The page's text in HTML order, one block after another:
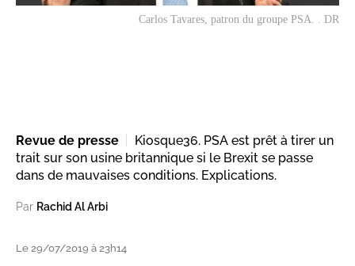
Carlos Tavares, patron du groupe PSA. . DR
Revue de presse
Kiosque36. PSA est prêt à tirer un
trait sur son usine britannique si le Brexit se passe
dans de mauvaises conditions. Explications.
Par Rachid Al Arbi
Le 29/07/2019 à 23h14